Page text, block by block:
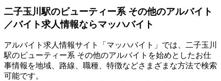
二子玉川駅のビューティー系 その他のアルバイト
／バイト求人情報ならマッハバイト
アルバイト求人情報サイト「マッハバイト」では、二子玉川
駅のビューティー系 その他のアルバイトを始めとしたお仕
事情報を地域、路線、職種、特徴などさまざまな方法で検索
可能です。